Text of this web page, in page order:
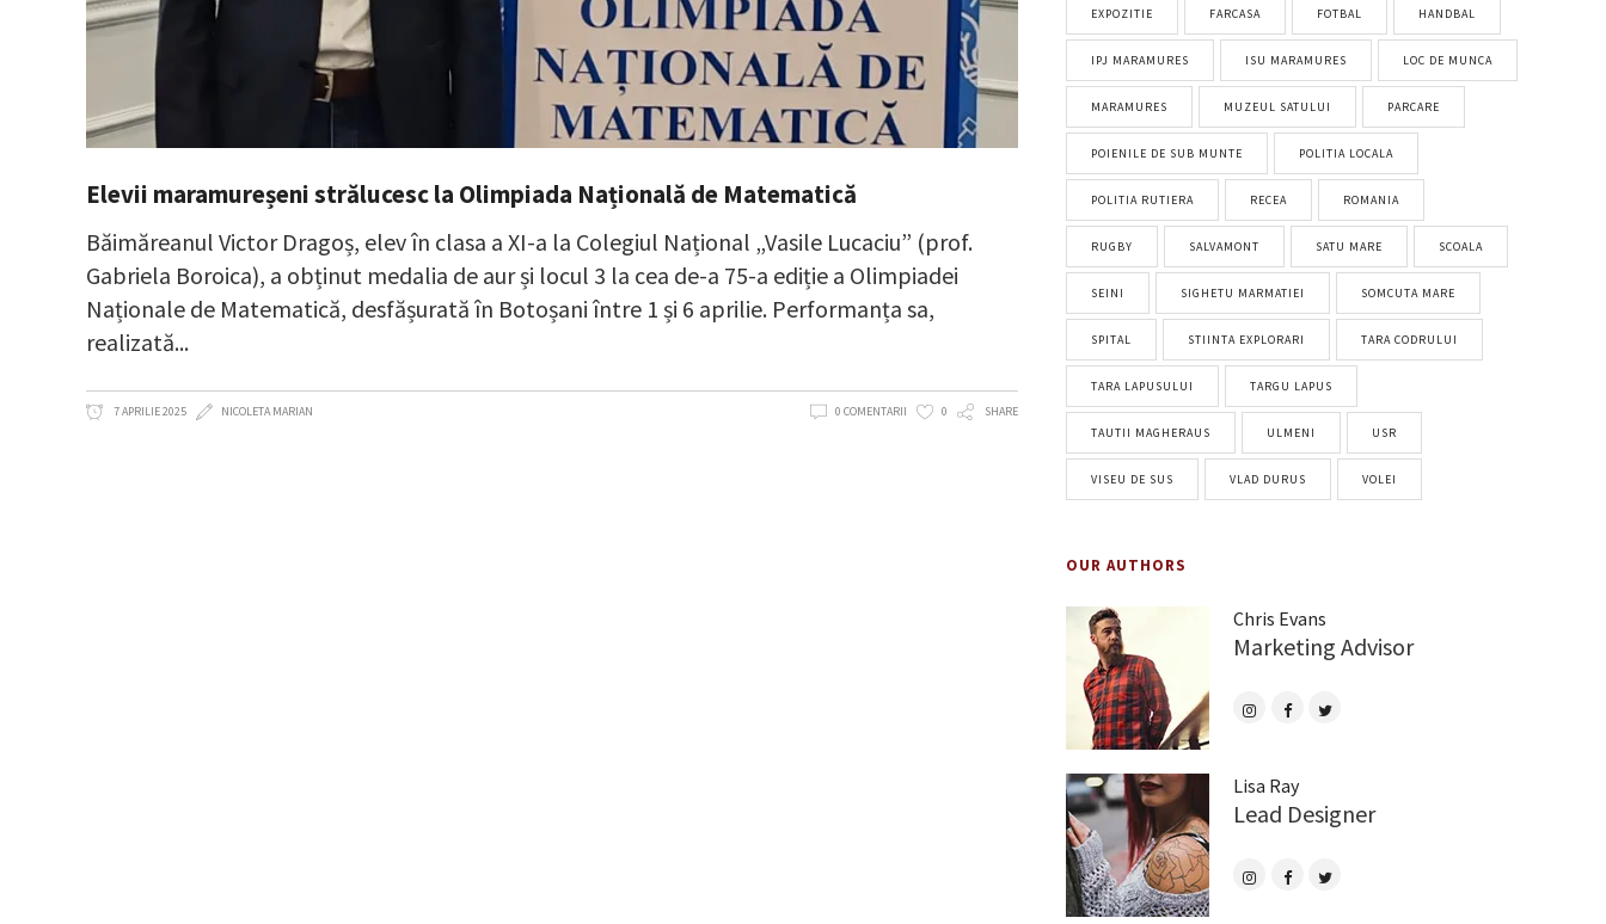
Elevii maramureșeni strălucesc la Olimpiada Națională de Matematică
Băimăreanul Victor Dragoș, elev în clasa a XI-a la Colegiul Național „Vasile Lucaciu” (prof.
Gabriela Boroica), a obținut medalia de aur și locul 3 la cea de-a 75-a ediție a Olimpiadei
Naționale de Matematică, desfășurată în Botoșani între 1 și 6 aprilie. Performanța sa,
realizată
7 APRILIE 2025 NICOLETA MARIAN 0 COMENTARII 0 SHARE
EXPOZITIE FARCASA FOTBAL HANDBAL
IPJ MARAMURES ISU MARAMURES LOC DE MUNCA
MARAMURES MUZEUL SATULUI PARCARE
POIENILE DE SUB MUNTE POLITIA LOCALA
POLITIA RUTIERA RECEA ROMANIA
RUGBY SALVAMONT SATU MARE SCOALA
SEINI SIGHETU MARMATIEI SOMCUTA MARE
SPITAL STIINTA EXPLORARI TARA CODRULUI
TARA LAPUSULUI TARGU LAPUS
TAUTII MAGHERAUS ULMENI USR
VISEU DE SUS VLAD DURUS VOLEI
OUR AUTHORS
Chris Evans
Marketing Advisor
Lisa Ray
Lead Designer